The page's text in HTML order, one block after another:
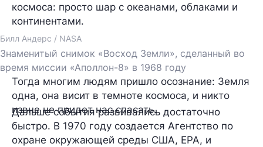
космоса: просто шар с океанами, облаками и
континентами.
Билл Андерс / NASA
Знаменитый снимок «Восход Земли», сделанный во
время миссии «Аполлон-8» в 1968 году
Тогда многим людям пришло осознание: Земля
одна, она висит в темноте космоса, и никто
извне не придет нас спасать.
Дальше события развивались достаточно
быстро. В 1970 году создается Агентство по
охране окружающей среды США, EPA, и